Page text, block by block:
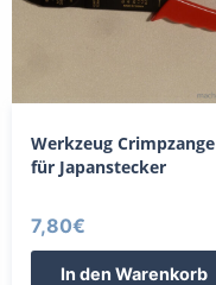
Werkzeug Crimpzange
für Japanstecker
7,80€
In den Warenkorb